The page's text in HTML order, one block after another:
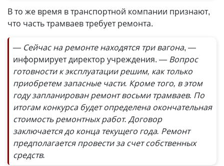
В то же время в транспортной компании признают,
что часть трамваев требует ремонта.
— Сейчас на ремонте находятся три вагона, —
информирует директор учреждения. — Вопрос
готовности к эксплуатации решим, как только
приобретем запасные части. Кроме того, в этом
году запланирован ремонт восьми трамваев. По
итогам конкурса будет определена окончательная
стоимость ремонтных работ. Договор
заключается до конца текущего года. Ремонт
предполагается провести за счет собственных
средств.